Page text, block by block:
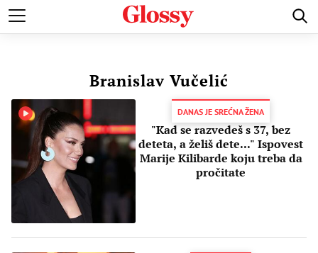
POZNATI MODA I LEPOTA ZDRAVI I SREĆNI LJUBAV
Branislav Vučelić
DANAS JE SREĆNA ŽENA
"Kad se razvedeš s 37, bez
deteta, a želiš dete..." Ispovest
Marije Kilibarde koju treba da
pročitate